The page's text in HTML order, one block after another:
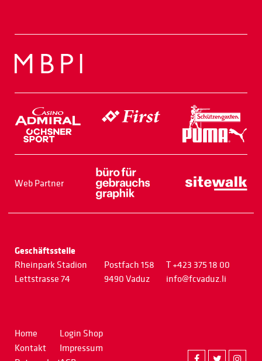
Web Partner
Geschäftsstelle
Rheinpark Stadion
Lettstrasse 74
Postfach 158
9490 Vaduz
T +423 375 18 00
info@fcvaduz.li
Home
Kontakt
Login Shop
Impressum